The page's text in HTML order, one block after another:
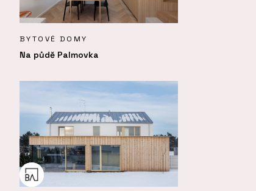
BYTOVÉ DOMY
Na půdě Palmovka